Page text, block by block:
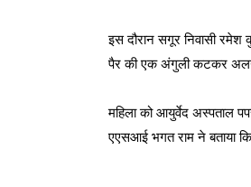
इस दौरान सगूर निवासी
पैर की एक अंगुली कटकर
महिला को आयुर्वेद अस्पताल
एएसआई भगत राम ने बताया